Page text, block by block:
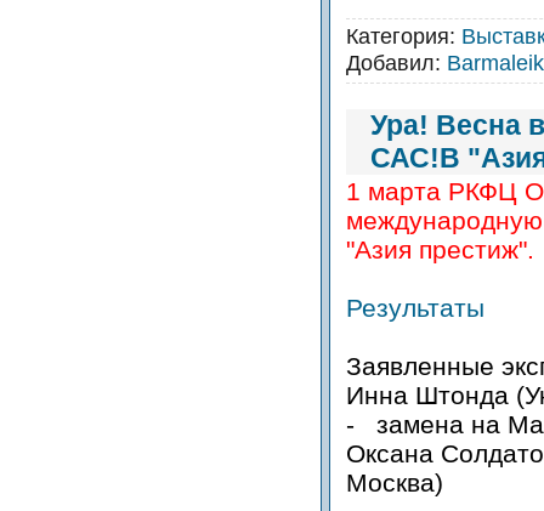
Категория:
Добавил:
Ура! Весна
САС!В
1 марта РКФЦ
"Азия престиж".
Результаты
Заявленные
Инна Штонда
- замена на
Оксана
Москва)